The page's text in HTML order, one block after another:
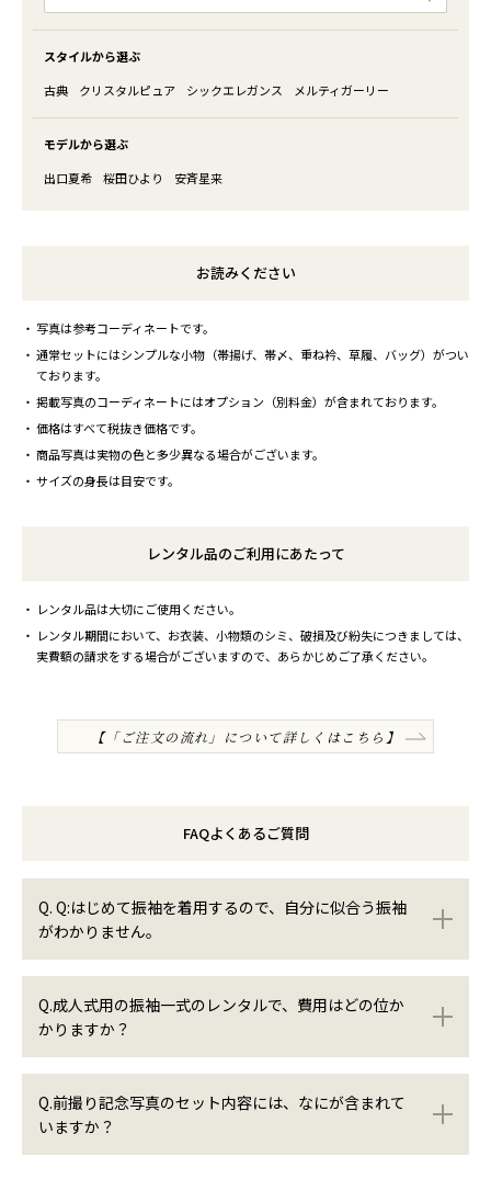
スタイルから選ぶ
古典
クリスタルピュア シックエレガンス メルティガーリー
モデルから選ぶ
出口夏希
桜田ひより 安斉星来
お読みください
写真は参考コーディネートです。
通常セットにはシンプルな小物（帯揚げ、帯〆、重ね衿、草履、バッグ）がつい
ております。
掲載写真のコーディネートにはオプション（別料金）が含まれております。
価格はすべて税抜き価格です。
商品写真は実物の色と多少異なる場合がございます。
サイズの身長は目安です。
レンタル品のご利用にあたって
レンタル品は大切にご使用ください。
レンタル期間において、お衣装、小物類のシミ、破損及び紛失につきましては、
実費額の請求をする場合がございますので、あらかじめご了承ください。
【「ご注文の流れ」について詳しくはこちら】
FAQよくあるご質問
Q. Q:はじめて振袖を着用するので、自分に似合う振袖
がわかりません。
Q.成人式用の振袖一式のレンタルで、費用はどの位か
かりますか？
Q.前撮り記念写真のセット内容には、なにが含まれて
いますか？